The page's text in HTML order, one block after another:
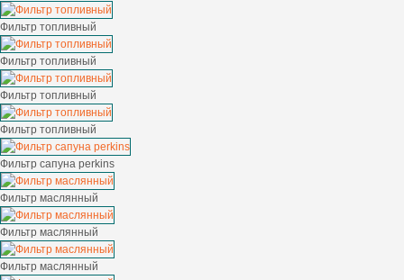
Фильтр топливный
Фильтр топливный
Фильтр топливный
Фильтр топливный
Фильтр сапуна perkins
Фильтр маслянный
Фильтр маслянный
Фильтр маслянный